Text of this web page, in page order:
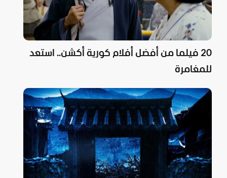
20 فيلما من أفضل أفلام كورية أكشن.. استعد
للمغامرة